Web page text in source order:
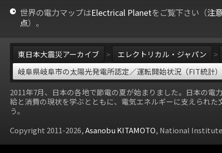
世界の電力マップはElectrical Planetをご覧下さい（注
点）。
東日本大震災アーカイブ > エレクトリカル・ジャパン
>
岐阜県岐阜市の太陽光発電所認定／運転開始状況（FIT統計）
2011年7月、日本の各地で節電の夏が始まりました。日本の電
給と消費の現状を学ぶとともに、電気エネルギーに支えられた
う。
Copyright 2011-2026,Asanobu KITAMOTO, National